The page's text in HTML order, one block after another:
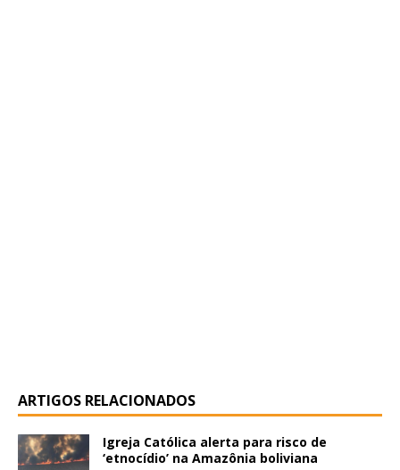
ARTIGOS RELACIONADOS
Igreja Católica alerta para risco de
‘etnocídio’ na Amazônia boliviana